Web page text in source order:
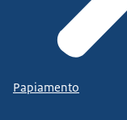
Papiamento